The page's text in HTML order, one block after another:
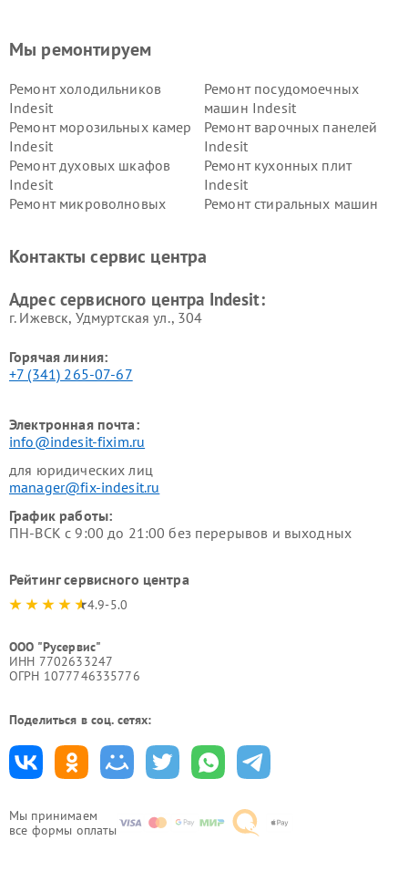
Мы принимаем
все формы оплаты
Мы ремонтируем
Ремонт холодильников
Indesit
Ремонт посудомоечных
машин Indesit
Ремонт морозильных камер
Indesit
Ремонт варочных панелей
Indesit
Ремонт духовых шкафов
Indesit
Ремонт кухонных плит
Indesit
Ремонт микроволновых
Ремонт стиральных машин
Indesit
Indesit
Контакты сервис центра
Адрес сервисного центра Indesit:
г. Ижевск, Удмуртская ул., 304
Горячая линия:
+7 (341) 265-07-67
Электронная почта:
info@indesit-fixim.ru
для юридических лиц
manager@fix-indesit.ru
График работы:
ПН-ВСК с 9:00 до 21:00 без перерывов и выходных
Рейтинг сервисного центра
4.9-5.0
ООО "Русервис"
ИНН 7702633247
ОГРН 1077746335776
Поделиться в соц. сетях: